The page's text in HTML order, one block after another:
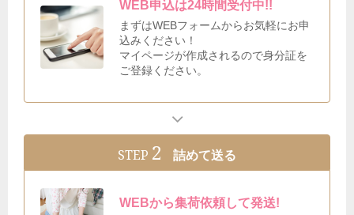
WEB申込は24時間受付中!!
まずはWEBフォームからお気軽にお申
込みください！
マイページが作成されるので身分証を
ご登録ください。
STEP 2 詰めて送る
WEBから集荷依頼して発送!